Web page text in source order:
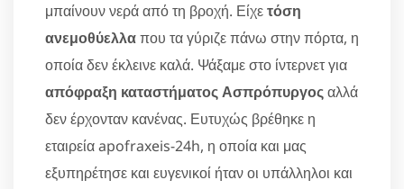
μπαίνουν νερά από τη βροχή. Είχετόση
ανεμοθύελλαπου τα γύριζε πάνω στην πόρτα, η
οποία δεν έκλεινε καλά. Ψάξαμε στο ίντερνετ για
απόφραξη καταστήματος Ασπρόπυργοςαλλά
δεν έρχονταν κανένας. Ευτυχώς βρέθηκε η
εταιρεία apofraxeis-24h, η οποία και μας
εξυπηρέτησε και ευγενικοί ήταν οι υπάλληλοι και